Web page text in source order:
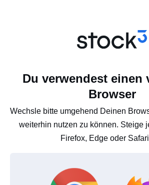
Du verwendest einen
Browser
Wechsle bitte umgehend Deinen
weiterhin nutzen zu können. Steige
Firefox, Edge oder